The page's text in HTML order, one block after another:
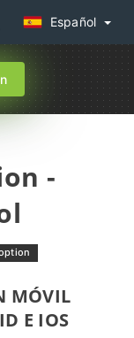
Español
-
MÓVIL
E IOS